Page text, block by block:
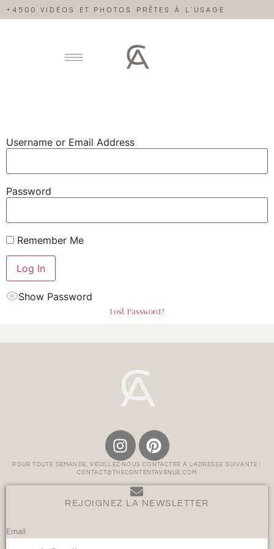
+4500 VIDÉOS ET PHOTOS PRÊTES À L’USAGE
Username or Email Address
Password
Remember Me
Show Password
Lost Password?
POUR TOUTE DEMANDE, VEUILLEZ NOUS CONTACTER À L’ADRESSE SUIVANTE :
CONTACT@THECONTENTAVENUE.COM
REJOIGNEZ LA NEWSLETTER
Email